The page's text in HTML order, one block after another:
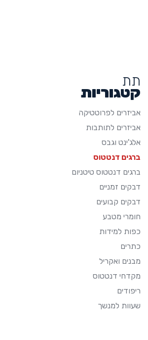
תת
קטגוריות
אביזרים לפרוטטיקה
אביזרים לתותבות
אלג'ינט וגבס
ברגים דנטטוס
ברגים דנטטוס טיטניום
דבקים זמניים
דבקים קבועים
חומרי מטבע
כפות למידות
כתרים
מבנים ואקריל
מקדחי דנטטוס
ריפודים
שעוות למנשך